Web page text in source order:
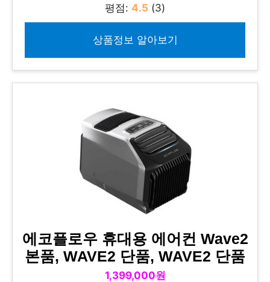
평점: 4.5 (3)
상품정보 알아보기
에코플로우 휴대용 에어컨 Wave2
본품, WAVE2 단품, WAVE2 단품
1,399,000원